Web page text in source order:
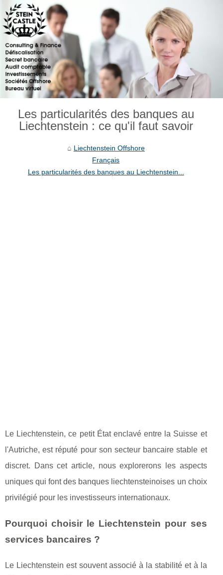
Les particularités des banques au
Liechtenstein : ce qu'il faut savoir
Liechtenstein Offshore
Français
Les particularités des banques au Liechtenstein...
Le Liechtenstein, ce petit État enclavé entre la Suisse et
l'Autriche, est réputé pour son secteur bancaire stable et
discret. Dans cet article, nous explorerons les aspects
uniques qui font des banques liechtensteinoises un choix
privilégié pour les investisseurs internationaux.
Pourquoi choisir le Liechtenstein pour ses
services bancaires ?
Le Liechtenstein est souvent associé à la stabilité et à la